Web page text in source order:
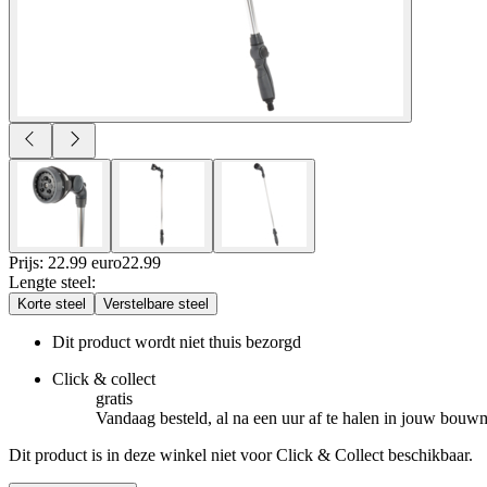
Prijs: 22.99 euro22.99
Lengte steel:
Korte steel Verstelbare steel
Dit product wordt niet thuis bezorgd
Click & collect
gratis
Vandaag besteld, al na een uur af te halen in jouw
Dit product is in deze winkel niet voor Click & Collect beschikbaar.